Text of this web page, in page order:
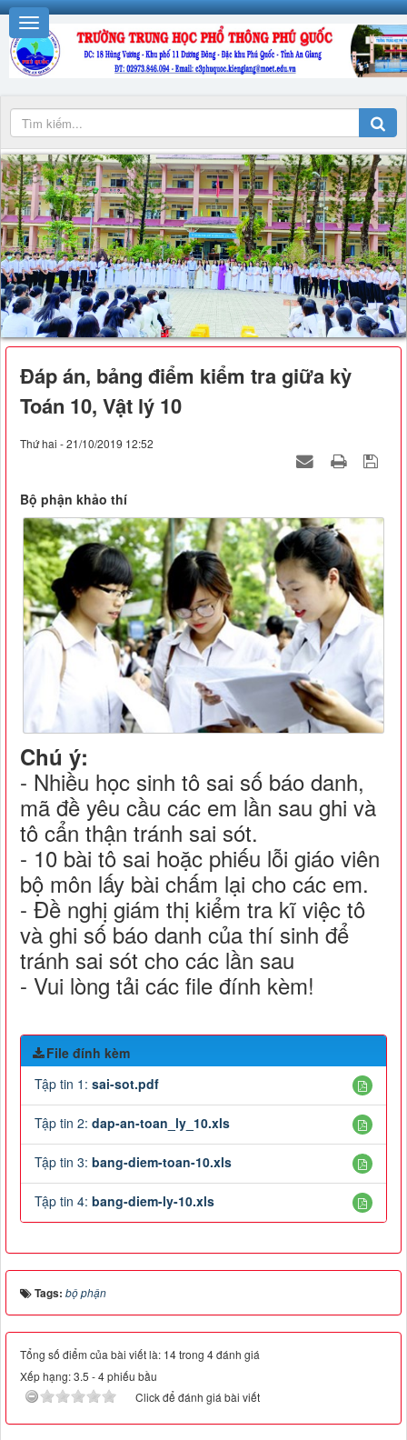
Đáp án, bảng điểm kiểm tra giữa kỳ
Toán 10, Vật lý 10
Thứ hai - 21/10/2019 12:52
Bộ phận khảo thí
Chú ý:
- Nhiều học sinh tô sai số báo danh,
mã đề yêu cầu các em lần sau ghi và
tô cẩn thận tránh sai sót.
- 10 bài tô sai hoặc phiếu lỗi giáo viên
bộ môn lấy bài chấm lại cho các em.
- Đề nghị giám thị kiểm tra kĩ việc tô
và ghi số báo danh của thí sinh để
tránh sai sót cho các lần sau
- Vui lòng tải các file đính kèm!
File đính kèm
Tập tin 1: sai-sot.pdf
Tập tin 2: dap-an-toan_ly_10.xls
Tập tin 3: bang-diem-toan-10.xls
Tập tin 4: bang-diem-ly-10.xls
Tags: bộ phận
Tổng số điểm của bài viết là: 14 trong 4 đánh giá
Xếp hạng:3.5 -4phiếu bầu
Click để đánh giá bài viết